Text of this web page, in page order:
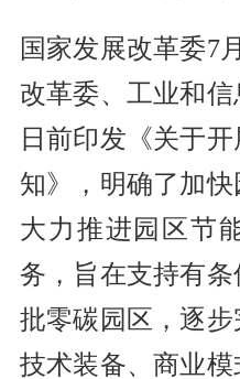
国家发展改革委7
改革委、工业和
日前印发《关于
知》，明确了加快
大力推进园区节
务，旨在支持有
批零碳园区，逐步
技术装备、商业